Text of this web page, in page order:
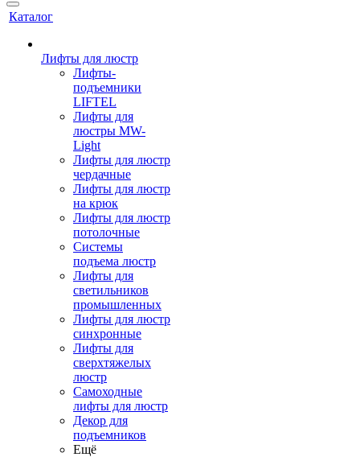
Каталог
Лифты для люстр
Лифты-
подъемники
LIFTEL
Лифты для
люстры MW-
Light
Лифты для люстр
чердачные
Лифты для люстр
на крюк
Лифты для люстр
потолочные
Системы
подъема люстр
Лифты для
светильников
промышленных
Лифты для люстр
синхронные
Лифты для
сверхтяжелых
люстр
Самоходные
лифты для люстр
Декор для
подъемников
Ещё